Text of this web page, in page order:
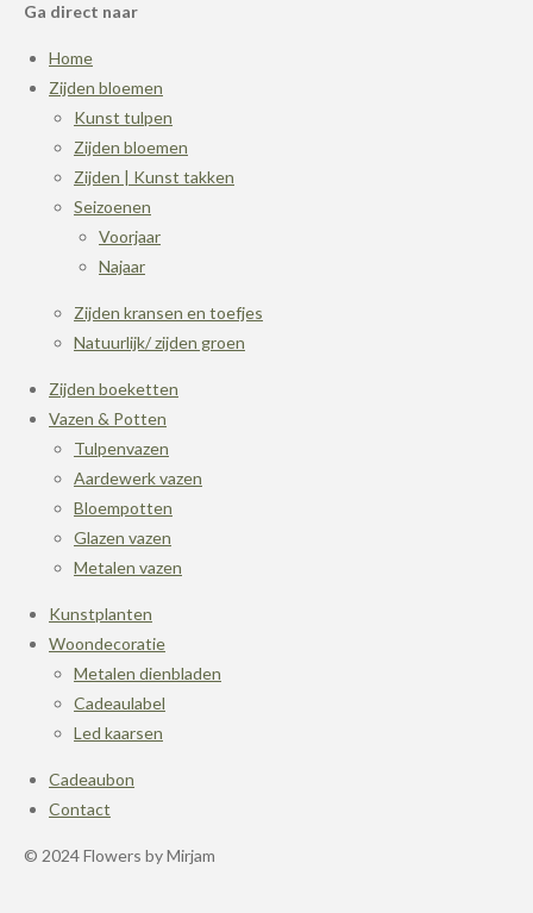
Ga direct naar
Home
Zijden bloemen
Kunst tulpen
Zijden bloemen
Zijden | Kunst takken
Seizoenen
Voorjaar
Najaar
Zijden kransen en toefjes
Natuurlijk/ zijden groen
Zijden boeketten
Vazen & Potten
Tulpenvazen
Aardewerk vazen
Bloempotten
Glazen vazen
Metalen vazen
Kunstplanten
Woondecoratie
Metalen dienbladen
Cadeaulabel
Led kaarsen
Cadeaubon
Contact
© 2024 Flowers by Mirjam